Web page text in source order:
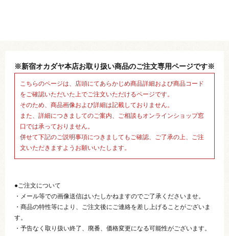
※新宿オカダヤ本店お取り扱い商品のご注文専用ページです※
こちらのページは、店頭にてあらかじめ商品詳細および商品コード
をご確認いただいた上でご注文いただけるページです。
そのため、商品画像および詳細は記載しておりません。
また、詳細につきましてのご案内、ご相談もオンラインショップ窓
口では承っておりません。
併せて下記のご説明事項につきましてもご確認、ご了承の上、ご注
文いただきますようお願いいたします。
●ご注文について
・メール等での画像送信はいたしかねますのでご了承くださいませ。
・商品の特性等により、ご注文後にご連絡を差し上げることがございま
す。
・予告なく取り扱い終了、廃番、価格変更になる可能性がございます。